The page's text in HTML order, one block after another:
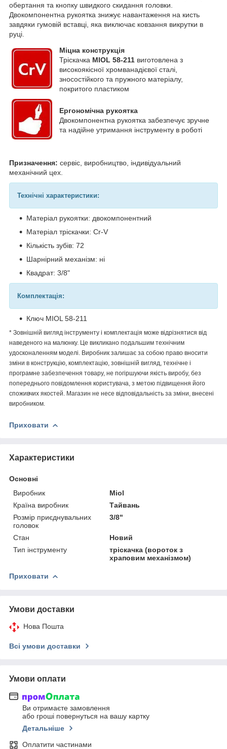
обертання та кнопку швидкого скидання головки.
Двокомпонентна рукоятка знижує навантаження на кисть
завдяки гумовій вставці, яка виключає ковзання викрутки в
руці.
Міцна конструкція
Тріскачка MIOL 58-211 виготовлена з
високоякісної хромванадієвої сталі,
зносостійкого та пружного матеріалу,
покритого пластиком
Ергономічна рукоятка
Двокомпонентна рукоятка забезпечує зручне
та надійне утримання інструменту в роботі
Призначення: сервіс, виробництво, індивідуальний
механічний цех.
Технічні характеристики:
Матеріал рукоятки: двокомпонентний
Матеріал тріскачки: Cr-V
Кількість зубів: 72
Шарнірний механізм: ні
Квадрат: 3/8"
Комплектація:
Ключ MIOL 58-211
* Зовнішній вигляд інструменту і комплектація може відрізнятися від
наведеного на малюнку. Це викликано подальшим технічним
удосконаленням моделі. Виробник залишає за собою право вносити
зміни в конструкцію, комплектацію, зовнішній вигляд, технічне і
програмне забезпечення товару, не погіршуючи якість виробу, без
попереднього повідомлення користувача, з метою підвищення його
споживчих якостей. Магазин не несе відповідальність за зміни, внесені
виробником.
Приховати
Характеристики
Основні
Виробник
Miol
Країна виробник
Тайвань
Розмір приєднувальних
головок
3/8"
Стан
Новий
Тип інструменту
тріскачка (вороток з
храповим механізмом)
Приховати
Умови доставки
Нова Пошта
Всі умови доставки
Умови оплати
Ви отримаєте замовлення
або гроші повернуться на вашу картку
Детальніше
Оплатити частинами